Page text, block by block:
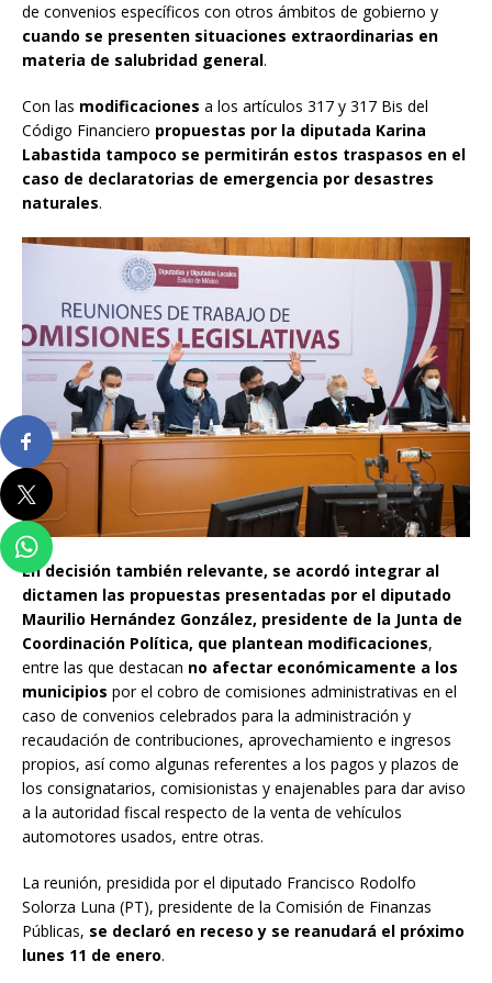
de convenios específicos con otros ámbitos de gobierno y
cuando se presenten situaciones extraordinarias en
materia de salubridad general.
Con las modificaciones a los artículos 317 y 317 Bis del
Código Financiero propuestas por la diputada Karina
Labastida tampoco se permitirán estos traspasos en el
caso de declaratorias de emergencia por desastres
naturales.
En decisión también relevante, se acordó integrar al
dictamen las propuestas presentadas por el diputado
Maurilio Hernández González, presidente de la Junta de
Coordinación Política, que plantean modificaciones,
entre las que destacan no afectar económicamente a los
municipios por el cobro de comisiones administrativas en el
caso de convenios celebrados para la administración y
recaudación de contribuciones, aprovechamiento e ingresos
propios, así como algunas referentes a los pagos y plazos de
los consignatarios, comisionistas y enajenables para dar aviso
a la autoridad fiscal respecto de la venta de vehículos
automotores usados, entre otras.
La reunión, presidida por el diputado Francisco Rodolfo
Solorza Luna (PT), presidente de la Comisión de Finanzas
Públicas, se declaró en receso y se reanudará el próximo
lunes 11 de enero.